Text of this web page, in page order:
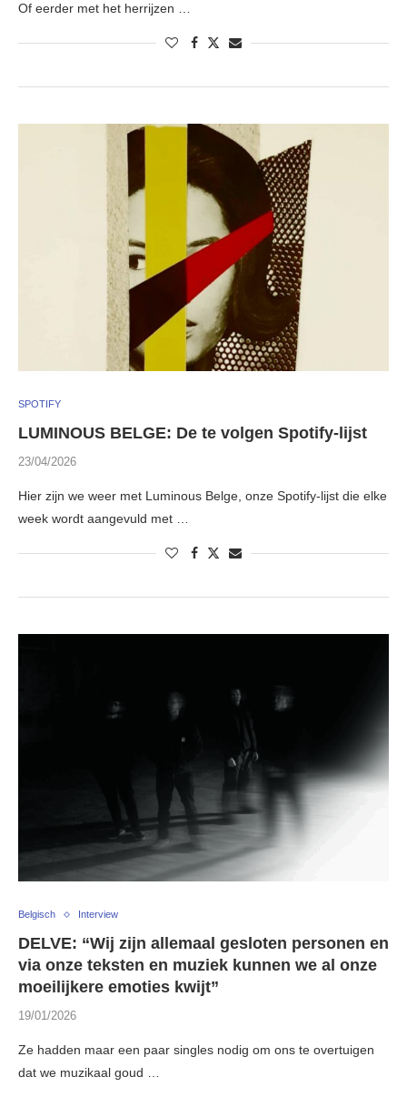
Of eerder met het herrijzen …
SPOTIFY
LUMINOUS BELGE: De te volgen Spotify-lijst
23/04/2026
Hier zijn we weer met Luminous Belge, onze Spotify-lijst die elke
week wordt aangevuld met …
Belgisch Interview
DELVE: “Wij zijn allemaal gesloten personen en
via onze teksten en muziek kunnen we al onze
moeilijkere emoties kwijt”
19/01/2026
Ze hadden maar een paar singles nodig om ons te overtuigen
dat we muzikaal goud …